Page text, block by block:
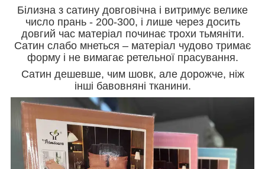
Білизна з сатину довговічна і витримує велике
число прань - 200-300, і лише через досить
довгий час матеріал починає трохи тьмяніти.
Сатин слабо мнеться – матеріал чудово тримає
форму і не вимагає ретельної прасування.
Сатин дешевше, чим шовк, але дорожче, ніж
інші бавовняні тканини.